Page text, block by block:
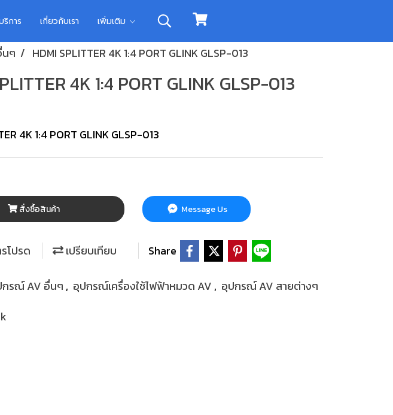
การ เกี่ยวกับเรา เพิ่มเติม
ๆ HDMI SPLITTER 4K 1:4 PORT GLINK GLSP-013
4K 1:4 PORT GLINK GLSP-013
4K 1:4 PORT GLINK GLSP-013
สั่งซื้อสินค้า Message Us
โปรด เปรียบเทียบ Share
รณ์ AV อื่นๆ , อุปกรณ์เครื่องใช้ไฟฟ้าหมวด AV , อุปกรณ์ AV สายต่างๆ